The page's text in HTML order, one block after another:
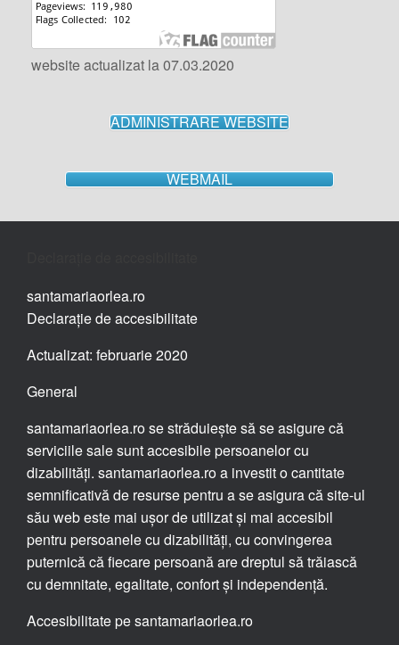
website actualizat la 07.03.2020
ADMINISTRARE WEBSITE
WEBMAIL
santamariaorlea.ro
Declarație de accesibilitate
Actualizat: februarie 2020
General
santamariaorlea.ro se străduiește să se asigure că
serviciile sale sunt accesibile persoanelor cu
dizabilități. santamariaorlea.ro a investit o cantitate
semnificativă de resurse pentru a se asigura că site-ul
său web este mai ușor de utilizat și mai accesibil
pentru persoanele cu dizabilități, cu convingerea
puternică că fiecare persoană are dreptul să trăiască
cu demnitate, egalitate, confort și independență.
Accesibilitate pe santamariaorlea.ro